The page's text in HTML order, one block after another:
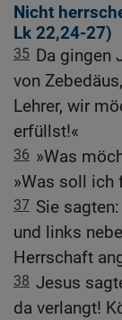
Nicht
Lk 22,24-27)
35 Da gingen
von
Lehrer, wir
erfüllst!«
36 »Was
»Was soll ich
37 Sie
und links
Herrschaft
38 Jesus
da verlangt!